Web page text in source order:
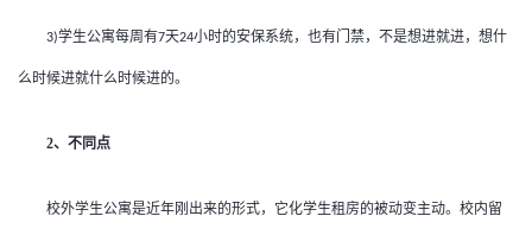
3)学生公寓每周有7天24小时的安保系统，也有门禁，不是想进就进，想什
么时候进就什么时候进的。
2、不同点
校外学生公寓是近年刚出来的形式，它化学生租房的被动变主动。校内留